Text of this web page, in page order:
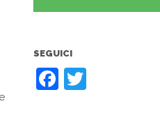
SEGUICI
Facebook
Twitter